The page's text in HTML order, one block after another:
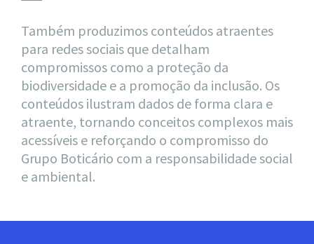
Também produzimos conteúdos atraentes
para redes sociais que detalham
compromissos como a proteção da
biodiversidade e a promoção da inclusão. Os
conteúdos ilustram dados de forma clara e
atraente, tornando conceitos complexos mais
acessíveis e reforçando o compromisso do
Grupo Boticário com a responsabilidade social
e ambiental.